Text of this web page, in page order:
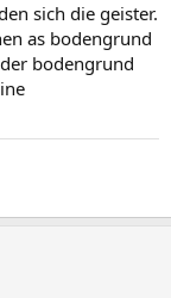
sich die geister.
as bodengrund
bodengrund